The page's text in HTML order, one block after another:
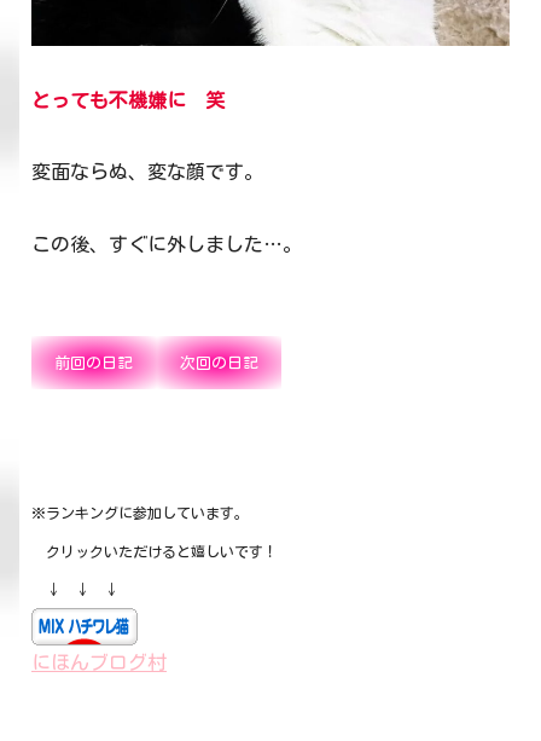
とっても不機嫌に 笑
変面ならぬ、変な顔です。
この後、すぐに外しました…。
前回の日記 次回の日記
※ランキングに参加しています。
クリックいただけると嬉しいです！
↓ ↓ ↓
にほんブログ村